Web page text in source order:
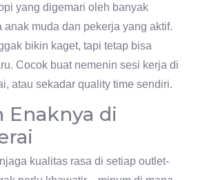
yang digemari oleh banyak
anak muda dan pekerja yang aktif.
bikin kaget, tapi tetap bisa
Cocok buat nemenin sesi kerja di
atau sekadar quality time sendiri.
Enaknya di
kualitas rasa di setiap outlet-